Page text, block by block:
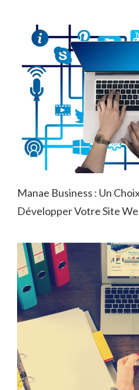
Manae Business : Un
Développer Votre Site